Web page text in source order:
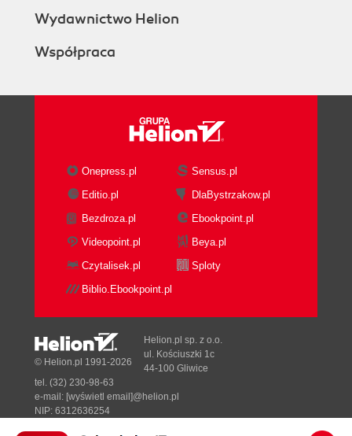
Wydawnictwo Helion
Współpraca
Onepress.pl
Sensus.pl
Editio.pl
DlaBystrzakow.pl
Bezdroza.pl
Ebookpoint.pl
Videopoint.pl
Beya.pl
Czytalisek.pl
Sploty
Biblio.Ebookpoint.pl
© Helion.pl 1991-2026
Helion.pl sp. z o.o.
ul. Kościuszki 1c
44-100 Gliwice
tel. (32) 230-98-63
e-mail: [wyświetl email]@helion.pl
NIP: 6312636254